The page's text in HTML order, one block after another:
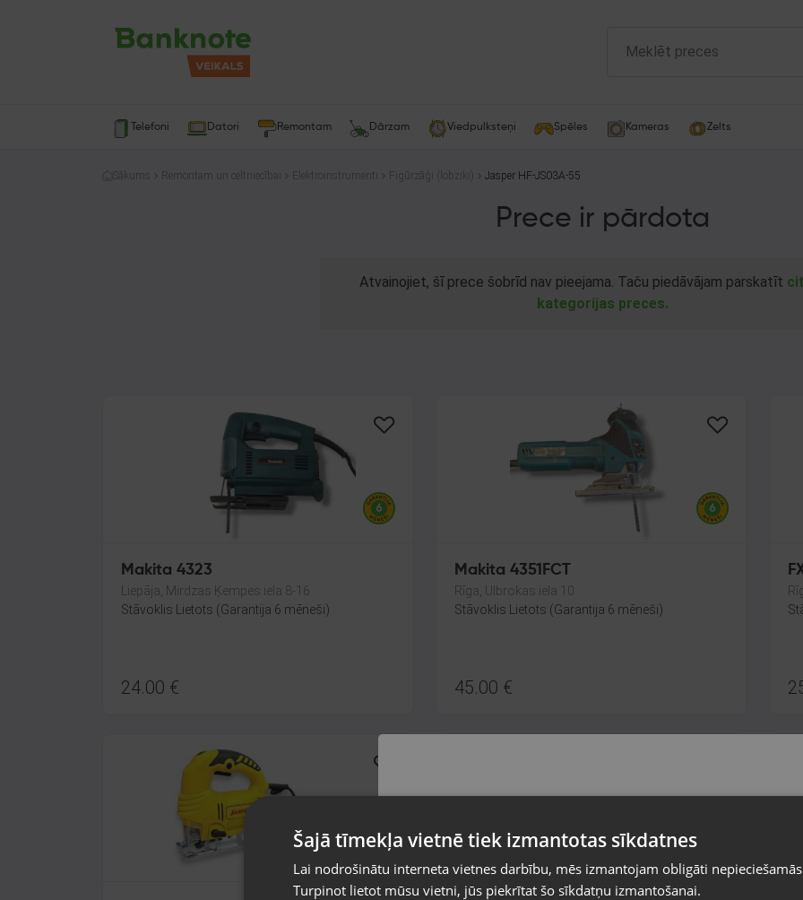
Telefoni Datori Remontam Dārzam Viedpulksteņi Spēles Kameras Zelts
Sākums Remontam un celtniecībai Elektroinstrumenti Figūrzāģi (lobziki) Jasper HF-JS03A-55
Prece ir pārdota
Atvainojiet, šī prece šobrīd nav pieejama. Taču piedāvājam parskatīt
kategorijas preces.
Makita 4323
Liepāja, Mirdzas Ķempes iela 8-16
Stāvoklis Lietots (Garantija 6 mēneši)
24.00 €
Makita 4351FCT
Rīga, Ulbrokas iela 10
Stāvoklis Lietots (Garantija 6 mēneši)
45.00 €
valsti
Vietnes saturs būs attēlots izvēlētajā valodā
Šajā tīmekļa vietnē tiek izmantotas sīkdatnes
Lai nodrošinātu interneta vietnes darbību, mēs izmantojam obligāti
Turpinot lietot mūsu vietni, jūs piekrītat šo sīkdatņu izmantošanai.